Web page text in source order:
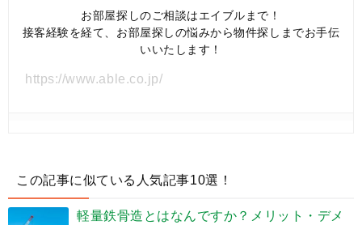
お部屋探しのご相談はエイブルまで！
接客経験を経て、お部屋探しの悩みから物件探しまでお手伝
いいたします！
https://www.able.co.jp/
この記事に似ている人気記事10選！
軽量鉄骨造とはなんですか？メリット・デメ